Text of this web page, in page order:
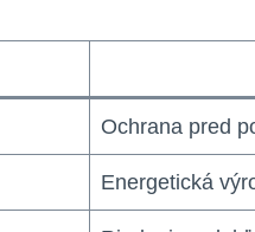
Ochrana pred
Energetická